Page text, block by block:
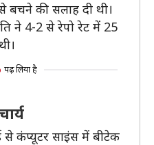
बचने की सलाह दी थी।
ने 4-2 से रेपो रेट में 25
पढ़ लिया है
कंप्यूटर साइंस में बीटेक